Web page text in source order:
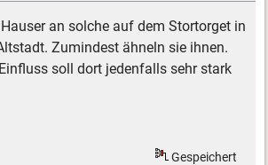
an solche auf dem Stortorget in
Zumindest ähneln sie ihnen.
soll dort jedenfalls sehr stark
Gespeichert